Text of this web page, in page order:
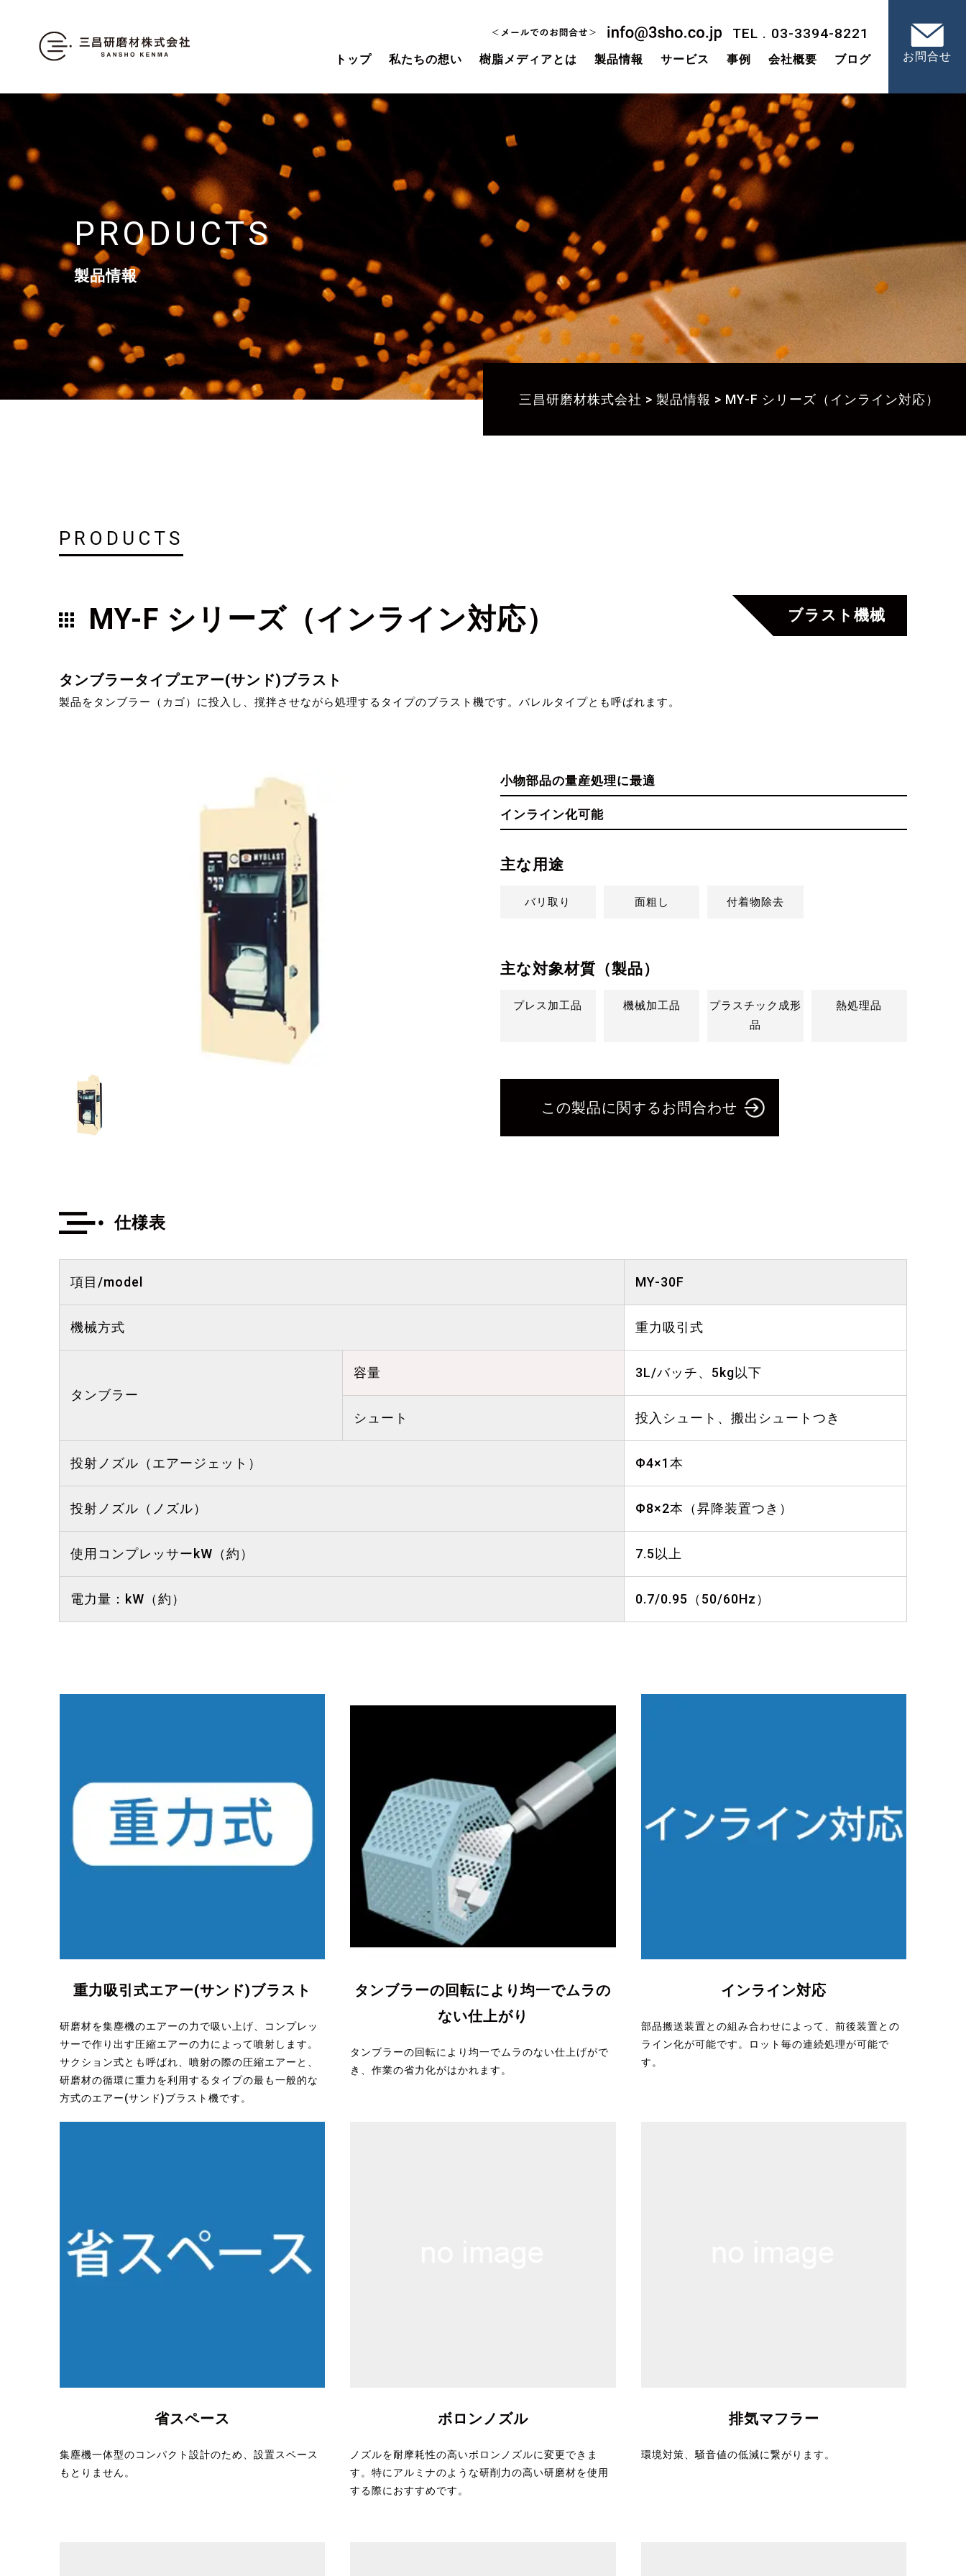
TEL . 03-3394-8221
トップ 私たちの想い 樹脂メディアとは 製品情報 サービス 事例 会社概要 ブログ お問合せ
PRODUCTS
製品情報
三昌研磨材株式会社 > 製品情報 > MY-F シリーズ（インライン対応）
PRODUCTS
MY-F シリーズ（インライン対応） ブラスト機械
タンブラータイプエアー(サンド)ブラスト
製品をタンブラー（カゴ）に投入し、撹拌させながら処理するタイプのブラスト機です。バレルタイプとも呼ばれます。
小物部品の量産処理に最適
インライン化可能
主な用途
バリ取り 面粗し 付着物除去
主な対象材質（製品）
プレス加工品 機械加工品
プラスチック成形
品
熱処理品
この製品に関するお問合わせ
仕様表
項目/model MY-30F
機械方式 重力吸引式
タンブラー
容量 3L/バッチ、5kg以下
シュート 投入シュート、搬出シュートつき
投射ノズル（エアージェット） Φ4×1本
投射ノズル（ノズル） Φ8×2本（昇降装置つき）
使用コンプレッサーkW（約） 7.5以上
電力量：kW（約） 0.7/0.95（50/60Hz）
重力吸引式エアー(サンド)ブラスト
研磨材を集塵機のエアーの力で吸い上げ、コンプレッ
サーで作り出す圧縮エアーの力によって噴射します。
サクション式とも呼ばれ、噴射の際の圧縮エアーと、
研磨材の循環に重力を利用するタイプの最も一般的な
方式のエアー(サンド)ブラスト機です。
タンブラーの回転により均一でムラの
ない仕上がり
タンブラーの回転により均一でムラのない仕上げがで
き、作業の省力化がはかれます。
インライン対応
部品搬送装置との組み合わせによって、前後装置との
ライン化が可能です。ロット毎の連続処理が可能で
す。
省スペース
集塵機一体型のコンパクト設計のため、設置スペース
もとりません。
ボロンノズル
ノズルを耐摩耗性の高いボロンノズルに変更できま
す。特にアルミナのような研削力の高い研磨材を使用
する際におすすめです。
排気マフラー
環境対策、騒音値の低減に繋がります。